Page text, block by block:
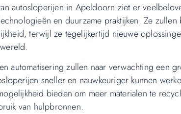
autosloperijen in Apeldoorn ziet er
en duurzame praktijken. Ze
terwijl ze tegelijkertijd nieuwe
automatisering zullen naar verwachting een
sneller en nauwkeuriger kunnen
bieden om meer materialen te
van hulpbronnen.